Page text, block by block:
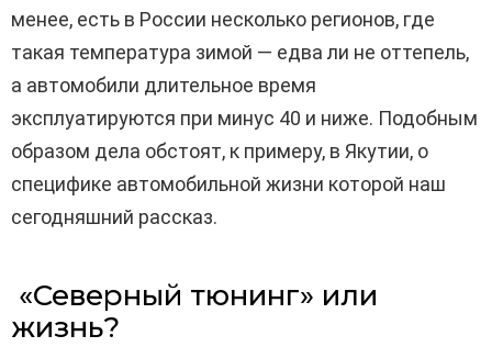
менее, есть в России несколько регионов, где
такая температура зимой — едва ли не оттепель,
а автомобили длительное время
эксплуатируются при минус 40 и ниже. Подобным
образом дела обстоят, к примеру, в Якутии, о
специфике автомобильной жизни которой наш
сегодняшний рассказ.
«Северный тюнинг» или
жизнь?